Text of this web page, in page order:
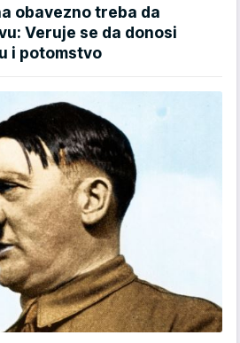
obavezno treba da
Veruje se da donosi
i potomstvo